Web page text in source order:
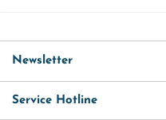
Newsletter
Service Hotline